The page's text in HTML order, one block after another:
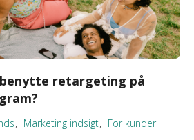
retargeting på
Marketing indsigt For kunder